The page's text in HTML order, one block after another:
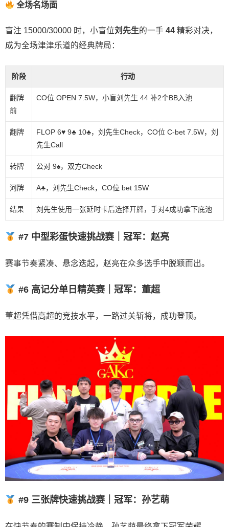
全场名场面
盲注 15000/30000 时，小盲位刘先生的一手 44 精彩对决，
成为全场津津乐道的经典牌局：
阶段 行动
翻牌
前
CO位 OPEN 7.5W，小盲刘先生 44 补2个BB入池
翻牌
FLOP 6♥️ 9♣️ 10♣️，刘先生Check，CO位 C-bet 7.5W，刘
先生Call
转牌 公对 9♠️，双方Check
河牌 A♣️，刘先生Check，CO位 bet 15W
结果 刘先生使用一张延时卡后选择开牌，手对4成功拿下底池
#7 中型彩蛋快速挑战赛｜冠军：赵亮
赛事节奏紧凑、悬念迭起，赵亮在众多选手中脱颖而出。
#6 高记分单日精英赛｜冠军：董超
董超凭借高超的竞技水平，一路过关斩将，成功登顶。
#9 三张牌快速挑战赛｜冠军：孙艺萌